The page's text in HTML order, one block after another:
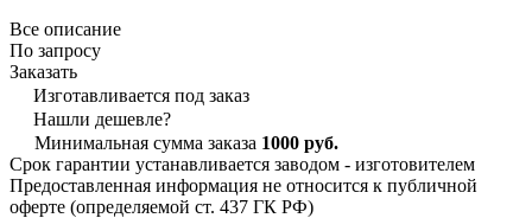
Все описание
По запросу
Заказать
Изготавливается под заказ
Нашли дешевле?
Минимальная сумма заказа 1000 руб.
Срок гарантии устанавливается заводом - изготовителем
Предоставленная информация не относится к публичной
оферте (определяемой ст. 437 ГК РФ)